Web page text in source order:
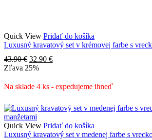
Quick View Pridať do košíka
Luxusný kravatový set v krémovej farbe s
43.90€ Pôvodná
cena
43.90 €.
32.90 €Aktuálna
32.90 €.
Zľava 25%
Na sklade 4 ks - expedujeme ihneď
Quick View Pridať do košíka
Luxusný kravatový set v medenej farbe s